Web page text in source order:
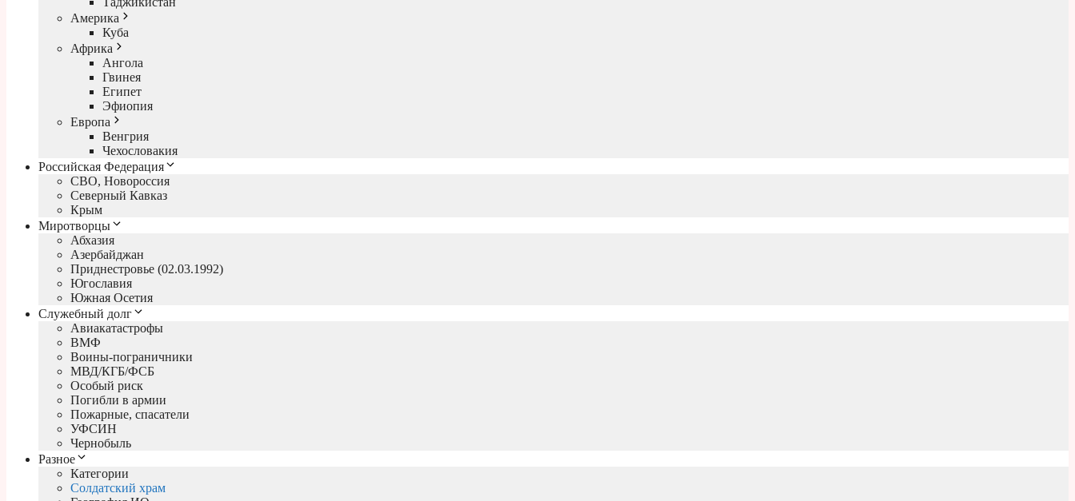
Америка
Куба
Африка
Ангола
Гвинея
Египет
Эфиопия
Европа
Венгрия
Чехословакия
Российская Федерация
СВО, Новороссия
Северный Кавказ
Крым
Миротворцы
Абхазия
Азербайджан
Приднестровье (02.03.1992)
Югославия
Южная Осетия
Служебный долг
Авиакатастрофы
ВМФ
Воины-пограничники
МВД/КГБ/ФСБ
Особый риск
Погибли в армии
Пожарные, спасатели
УФСИН
Чернобыль
Разное
Категории
Солдатский храм